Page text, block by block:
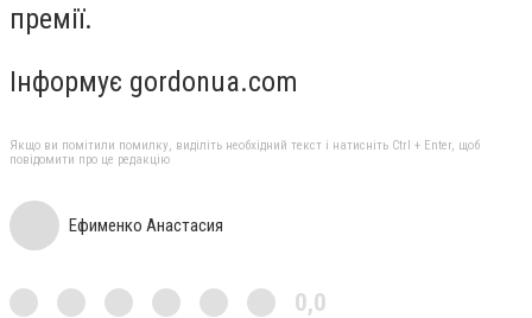
премії.
Інформує gordonua.com
Якщо ви помітили помилку, виділіть необхідний текст і натисніть Ctrl + Enter, щоб
повідомити про це редакцію
Ефименко Анастасия
0,0